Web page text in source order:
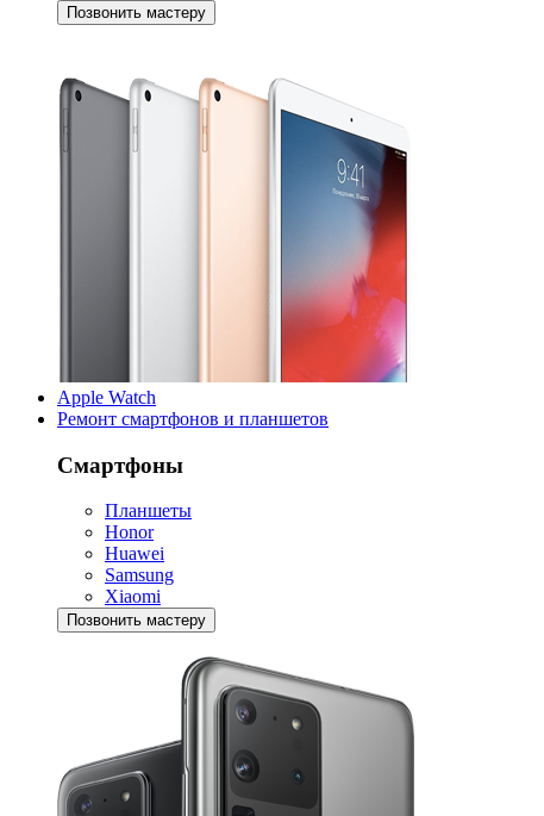
Позвонить мастеру
Apple Watch
Ремонт смартфонов и планшетов
Смартфоны
Планшеты
Honor
Huawei
Samsung
Xiaomi
Позвонить мастеру